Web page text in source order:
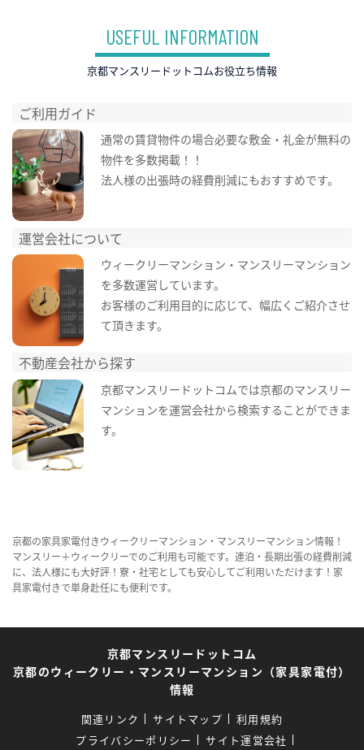
USEFUL INFORMATION
京都マンスリードットコムお役立ち情報
ご利用ガイド
通常の賃貸物件の場合必要な敷金・礼金が無料の
物件を多数掲載！！
法人様の出張時の経費削減にもおすすめです。
運営会社について
ウィークリーマンション・マンスリーマンション
を多数運営しています。
お客様のご利用目的に応じて、幅広くご紹介させ
て頂きます。
不動産会社から探す
京都マンスリードットコムでは京都のマンスリー
マンションを運営会社から検索することができま
す。
京都の家具家電付きウィークリーマンション・マンスリーマンション情報！
マンスリー＋ウィークリーでのご利用も可能です。連泊・長期出張の経費削減
に、法人様にも大好評！寮・社宅としても安心してご利用いただけます！家
具家電付きで単身赴任にも便利です。
京都マンスリードットコム
京都のウィークリー・マンスリーマンション（家具家電付）
情報
関連リンク サイトマップ
利用規約
プライバシーポリシー
サイト運営会社